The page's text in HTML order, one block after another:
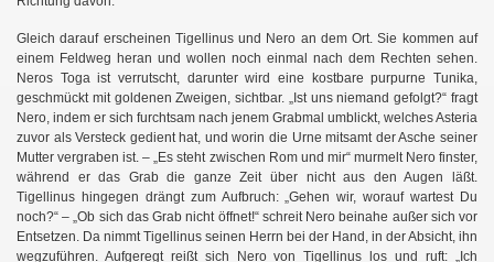
Gleich darauf erscheinen Tigellinus und Nero an dem Ort. Sie kommen auf
einem Feldweg heran und wollen noch einmal nach dem Rechten sehen.
Neros Toga ist verrutscht, darunter wird eine kostbare purpurne Tunika,
geschmückt mit goldenen Zweigen, sichtbar. „Ist uns niemand gefolgt?“ fragt
Nero, indem er sich furchtsam nach jenem Grabmal umblickt, welches Asteria
zuvor als Versteck gedient hat, und worin die Urne mitsamt der Asche seiner
Mutter vergraben ist. – „Es steht zwischen Rom und mir“ murmelt Nero finster,
während er das Grab die ganze Zeit über nicht aus den Augen läßt.
Tigellinus hingegen drängt zum Aufbruch: „Gehen wir, worauf wartest Du
noch?“ – „Ob sich das Grab nicht öffnet!“ schreit Nero beinahe außer sich vor
Entsetzen. Da nimmt Tigellinus seinen Herrn bei der Hand, in der Absicht, ihn
wegzuführen. Aufgeregt reißt sich Nero von Tigellinus los und ruft: „Ich